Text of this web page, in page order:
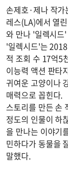
손제호·제나 작
레스(LA)에서 열
와 만나 '일렉시드
'일렉시드'는
적 조회 수 17억5
이능력 액션 판타
귀여운 고양이나
매력으로 꼽힌다.
스토리를 만든 손
정도의 인물이 하
을 만나는 이야기
민하다가 동물을
말했다.